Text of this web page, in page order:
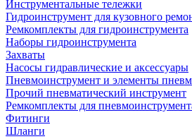
Инструментальные тележки
Гидроинструмент для кузовного
Ремкомплекты для гидроинструмента
Наборы гидроинструмента
Захваты
Насосы гидравлические и аксессуары
Пневмоинструмент и элементы
Прочий пневматический инструмент
Ремкомплекты для
Фитинги
Шланги